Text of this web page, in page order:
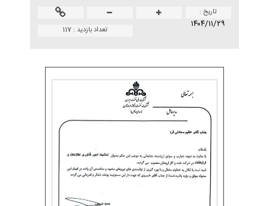
تاريخ :
۱۴۰۴/۱۱/۲۹ تعداد بازدید : 117